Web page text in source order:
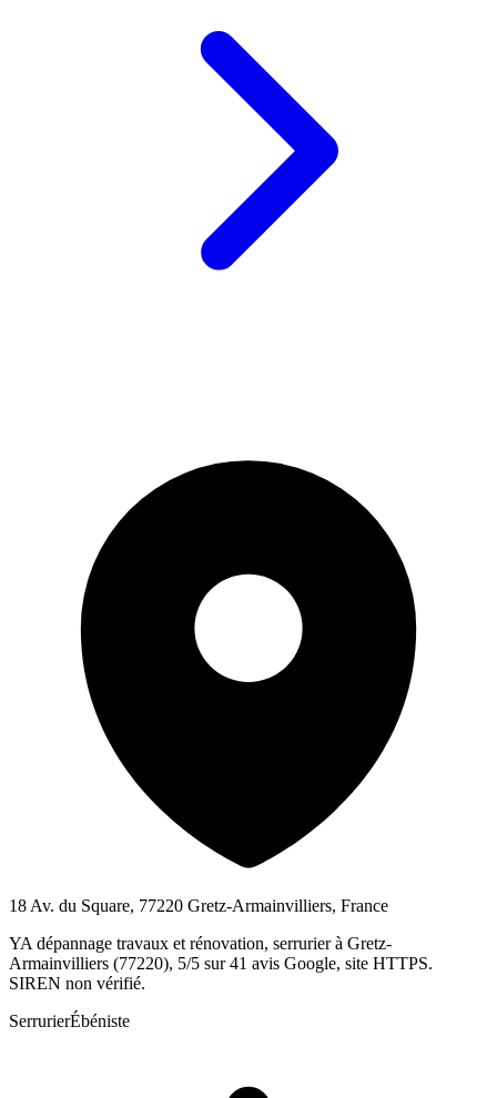
18 Av. du Square, 77220 Gretz-Armainvilliers, France
YA dépannage travaux et rénovation, serrurier à Gretz-
Armainvilliers (77220), 5/5 sur 41 avis Google, site HTTPS.
SIREN non vérifié.
SerrurierÉbéniste